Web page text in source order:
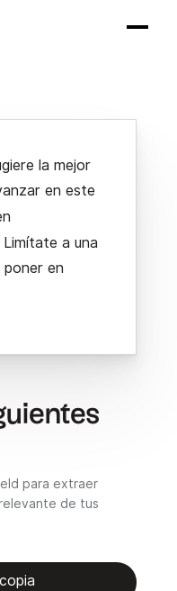
la mejor
en este
Limítate a una
poner en
para extraer
de tus